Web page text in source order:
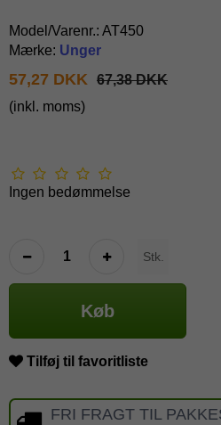
Model/Varenr.: AT450
Mærke: Unger
57,27 DKK 67,38 DKK
(inkl. moms)
Ingen bedømmelse
Stk.
Køb
Tilføj til favoritliste
FRI FRAGT TIL